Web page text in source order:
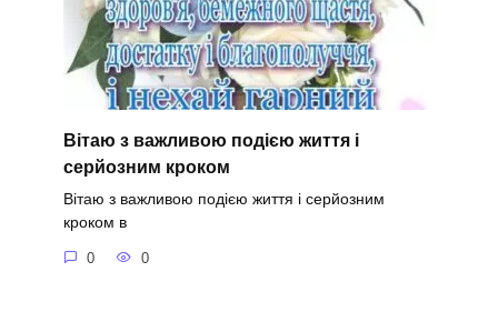
Вітаю з важливою подією життя і
серйозним кроком
Вітаю з важливою подією життя і серйозним
кроком в
0 0